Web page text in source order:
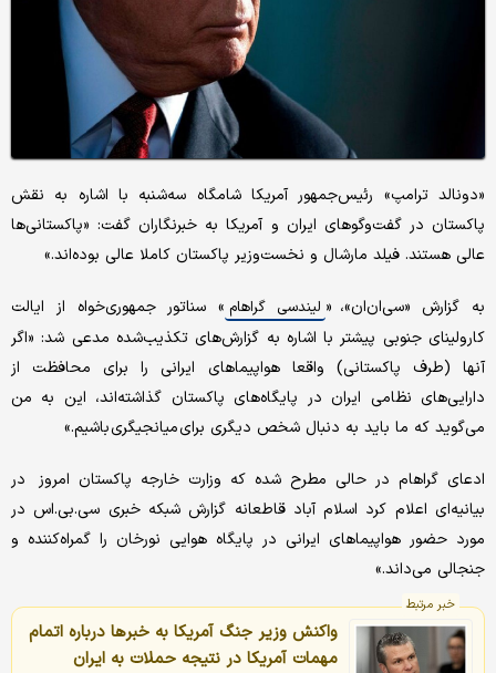
«دونالد ترامپ» رئیس‌جمهور آمریکا شامگاه سه‌شنبه با اشاره به نقش
پاکستان در گفت‌وگوهای ایران و آمریکا به خبرنگاران گفت: «پاکستانی‌ها
عالی هستند. فیلد مارشال و نخست‌وزیر پاکستان کاملا عالی بوده‌اند.»
به گزارش «سی‌ان‌ان»، « لیندسی گراهام » سناتور جمهوری‌خواه از ایالت
کارولینای جنوبی پیشتر با اشاره به گزارش‌های تکذیب‌شده مدعی شد: «اگر
آنها (طرف پاکستانی) واقعا هواپیماهای ایرانی را برای محافظت از
دارایی‌های نظامی ایران در پایگاه‌های پاکستان گذاشته‌اند، این به من
می‌گوید که ما باید به دنبال شخص دیگری برای میانجیگری باشیم.»
ادعای گراهام در حالی مطرح شده که وزارت خارجه پاکستان امروز در
بیانیه‌ای اعلام کرد اسلام آباد قاطعانه گزارش شبکه خبری سی.‌بی.‌اس در
مورد حضور هواپیماهای ایرانی در پایگاه هوایی نورخان را گمراه‌کننده و
جنجالی می‌داند.»
خبر مرتبط
واکنش وزیر جنگ آمریکا به خبرها درباره اتمام
مهمات آمریکا در نتیجه حملات به ایران